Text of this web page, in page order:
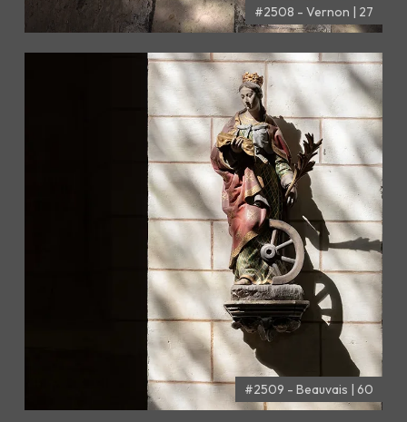
#2508 - Vernon | 27
#2509 - Beauvais | 60